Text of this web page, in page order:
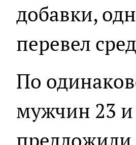
добавки,
перевел
По
мужчин 23 и